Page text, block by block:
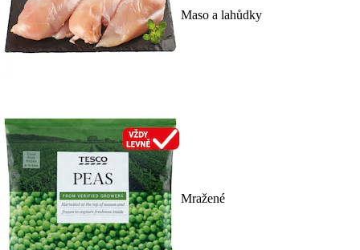
Maso a lahůdky
Mražené